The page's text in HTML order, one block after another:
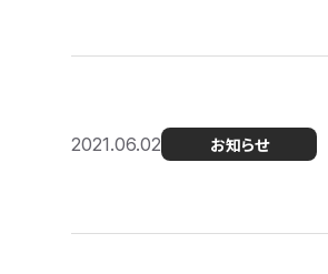
2021.06.02 お知らせ